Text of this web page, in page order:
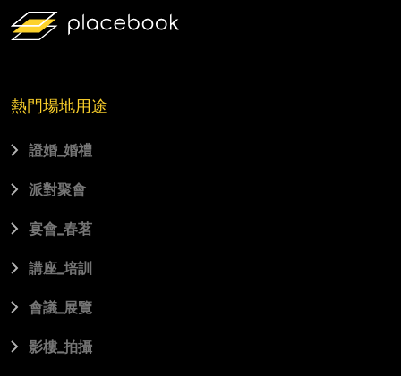
熱門場地用途
證婚_婚禮
派對聚會
宴會_春茗
講座_培訓
會議_展覽
影樓_拍攝